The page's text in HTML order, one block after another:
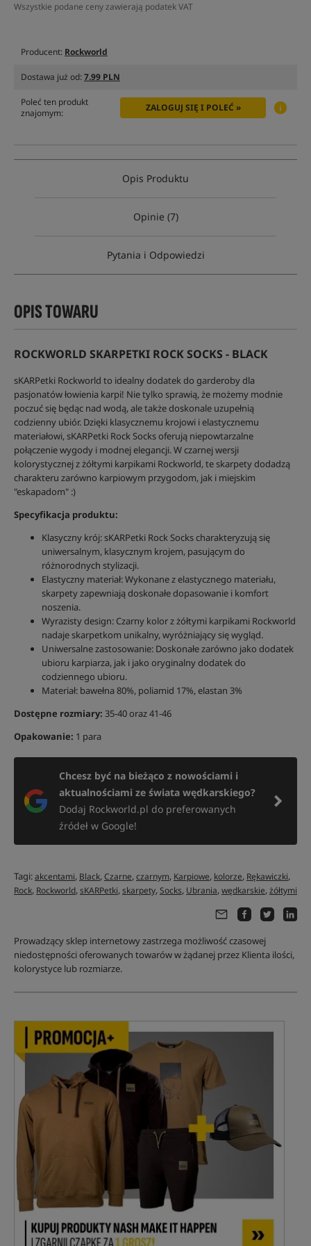
Wszystkie podane ceny zawierają podatek VAT
Producent: Rockworld
Dostawa już od:7.99 PLN
Poleć ten produkt
znajomym:
ZALOGUJ SIĘ I POLEĆ »
Opis Produktu
Opinie (7)
Pytania i Odpowiedzi
OPIS TOWARU
ROCKWORLD SKARPETKI ROCK SOCKS - BLACK
sKARPetki Rockworld to idealny dodatek do garderoby dla
pasjonatów łowienia karpi! Nie tylko sprawią, że możemy modnie
poczuć się będąc nad wodą, ale także doskonale uzupełnią
codzienny ubiór. Dzięki klasycznemu krojowi i elastycznemu
materiałowi, sKARPetki Rock Socks oferują niepowtarzalne
połączenie wygody i modnej elegancji. W czarnej wersji
kolorystycznej z żółtymi karpikami Rockworld, te skarpety dodadzą
charakteru zarówno karpiowym przygodom, jak i miejskim
"eskapadom" :)
Specyfikacja produktu:
Klasyczny krój: sKARPetki Rock Socks charakteryzują się
uniwersalnym, klasycznym krojem, pasującym do
różnorodnych stylizacji.
Elastyczny materiał: Wykonane z elastycznego materiału,
skarpety zapewniają doskonałe dopasowanie i komfort
noszenia.
Wyrazisty design: Czarny kolor z żółtymi karpikami Rockworld
nadaje skarpetkom unikalny, wyróżniający się wygląd.
Uniwersalne zastosowanie: Doskonałe zarówno jako dodatek
ubioru karpiarza, jak i jako oryginalny dodatek do
codziennego ubioru.
Materiał: bawełna 80%, poliamid 17%, elastan 3%
Dostępne rozmiary: 35-40 oraz 41-46
Opakowanie: 1 para
Chcesz być na bieżąco z nowościami i
aktualnościami ze świata wędkarskiego?
Dodaj Rockworld.pl do preferowanych
źródeł w Google!
Tagi:akcentami, Black,Czarne,czarnym, Karpiowe, kolorze, Rękawiczki,
Rock, Rockworld,sKARPetki,skarpety,Socks, Ubrania,wędkarskie,żółtymi
Prowadzący sklep internetowy zastrzega możliwość czasowej
niedostępności oferowanych towarów w żądanej przez Klienta ilości,
kolorystyce lub rozmiarze.